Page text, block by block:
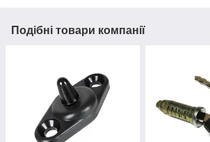
Подібні товари компанії